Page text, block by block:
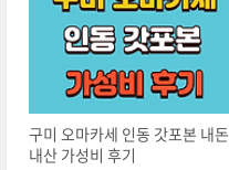
구미 오마카세 인동 갓포본 내돈
내산 가성비 후기